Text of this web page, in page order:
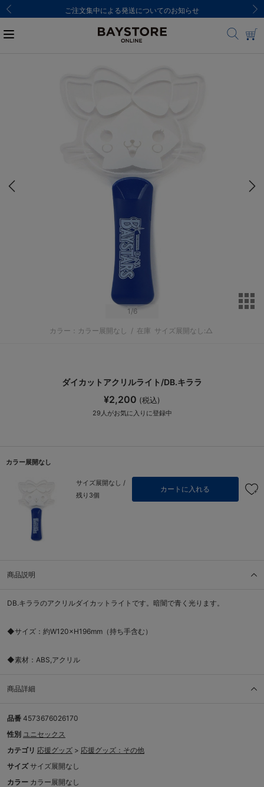
ご注文集中による発送についてのお知らせ
1 /6
カラー：カラー展開なし / 在庫 サイズ展開なし:△
ダイカットアクリルライト/DB.キララ
¥2,200 (税込)
29 人がお気に入りに登録中
カラー展開なし
サイズ展開なし /
残り3個
カートに入れる
商品説明
DB.キララのアクリルダイカットライトです。暗闇で青く光ります。
◆サイズ：約W120×H196mm（持ち手含む）
◆素材：ABS,アクリル
商品詳細
品番 4573676026170
性別 ユニセックス
カテゴリ 応援グッズ > 応援グッズ：その他
サイズ サイズ展開なし
カラー カラー展開なし